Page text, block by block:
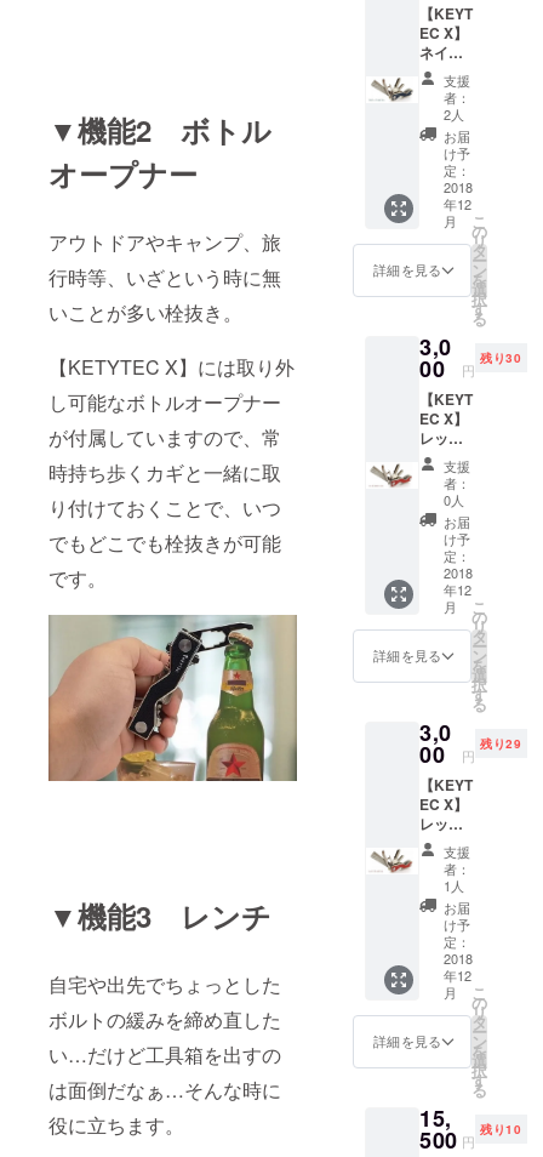
▼機能2 ボトル
オープナー
アウトドアやキャンプ、旅
行時等、いざという時に無
いことが多い栓抜き。
【KETYTEC X】には取り外
し可能なボトルオープナー
が付属していますので、常
時持ち歩くカギと一緒に取
り付けておくことで、いつ
でもどこでも栓抜きが可能
です。
▼機能3 レンチ
自宅や出先でちょっとした
ボルトの緩みを締め直した
い…だけど工具箱を出すの
は面倒だなぁ…そんな時に
役に立ちます。
【KEYT
EC X】
ネイ
ビー・
ゴール
ドリム
1個
支援
者：
2人
お届
け予
定：
2018
年12
月
詳細を見る
こ
の
リ
タ
ー
ン
を
選
択
す
る
3,0
00 円
残り30
【KEYT
EC X】
レッ
ド・シ
ルバー
リム 1
個
支援
者：
0人
お届
け予
定：
2018
年12
月
詳細を見る
こ
の
リ
タ
ー
ン
を
選
択
す
る
3,0
00 円
残り29
【KEYT
EC X】
レッ
ド・
ゴール
ドリム
1個
支援
者：
1人
お届
け予
定：
2018
年12
月
詳細を見る
こ
の
リ
タ
ー
ン
を
選
択
す
る
15,
500 円
残り10